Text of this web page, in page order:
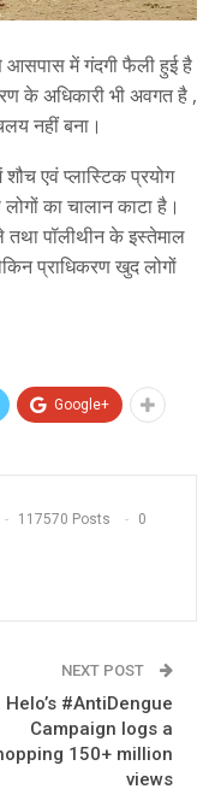
आसपास में गंदगी फैली हुई है
के अधिकारी भी अवगत है ,
नहीं बना।
एवं प्लास्टिक प्रयोग
का चालान काटा है।
पॉलीथीन के इस्तेमाल
प्राधिकरण खुद लोगों
Google+
117570 Posts 0
NEXT POST
Helo’s #AntiDengue
Campaign logs a
150+ million
views